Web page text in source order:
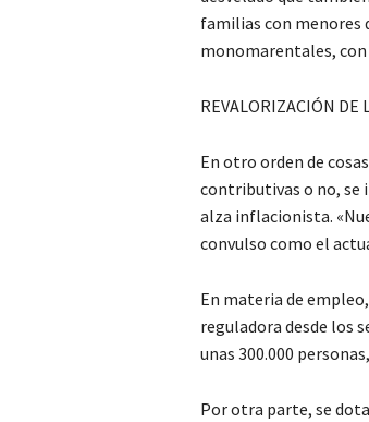
familias con menores
monomarentales,
REVALORIZACIÓN DE
En otro orden de
contributivas o no, se
alza inflacionista.
convulso como el
En materia de
reguladora desde los
unas 300.000
Por otra parte, se